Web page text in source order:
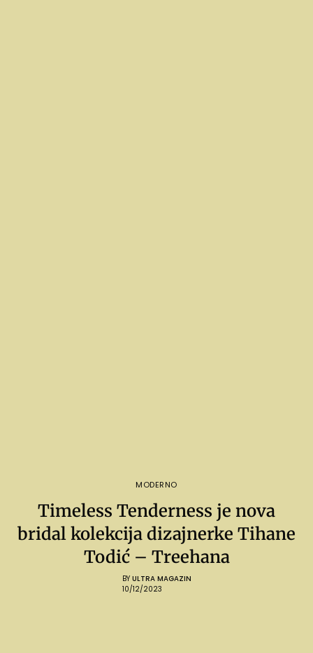
MODERNO
Timeless Tenderness je nova
bridal kolekcija dizajnerke Tihane
Todić – Treehana
BY ULTRA MAGAZIN
10/12/2023